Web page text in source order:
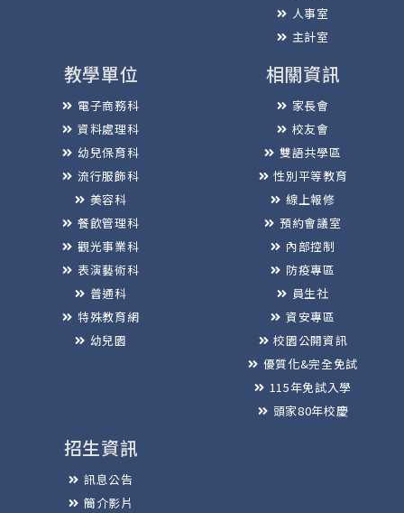
人事室
主計室
教學單位
電子商務科
資料處理科
幼兒保育科
流行服飾科
美容科
餐飲管理科
觀光事業科
表演藝術科
普通科
特殊教育網
幼兒園
相關資訊
家長會
校友會
雙語共學區
性別平等教育
線上報修
預約會議室
內部控制
防疫專區
員生社
資安專區
校園公開資訊
優質化&完全免試
115年免試入學
頭家80年校慶
招生資訊
訊息公告
簡介影片